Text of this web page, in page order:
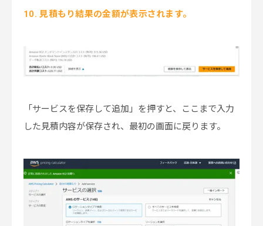
10. 見積もり結果の金額が表示されます。
「サービスを保存して追加」を押すと、ここまで入力
した見積内容が保存され、最初の画面に戻ります。